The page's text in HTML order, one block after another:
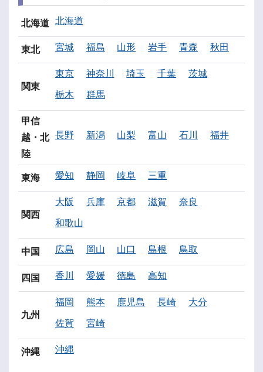
北海道 北海道
東北 宮城 福島 山形 岩手 青森 秋田
関東
東京 神奈川 埼玉 千葉 茨城
栃木 群馬
甲信
越・北
陸
長野 新潟 山梨 富山 石川 福井
東海 愛知 静岡 岐阜 三重
関西
大阪 兵庫 京都 滋賀 奈良
和歌山
中国 広島 岡山 山口 島根 鳥取
四国 香川 愛媛 徳島 高知
九州
福岡 熊本 鹿児島 長崎 大分
佐賀 宮崎
沖縄 沖縄